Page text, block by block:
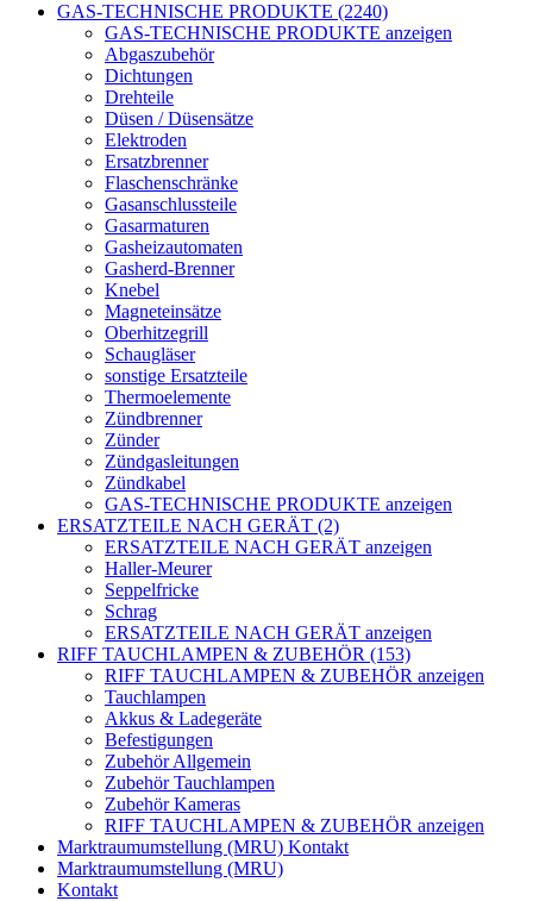
GAS-TECHNISCHE PRODUKTE (2240)
GAS-TECHNISCHE PRODUKTE anzeigen
Abgaszubehör
Dichtungen
Drehteile
Düsen / Düsensätze
Elektroden
Ersatzbrenner
Flaschenschränke
Gasanschlussteile
Gasarmaturen
Gasheizautomaten
Gasherd-Brenner
Knebel
Magneteinsätze
Oberhitzegrill
Schaugläser
sonstige Ersatzteile
Thermoelemente
Zündbrenner
Zünder
Zündgasleitungen
Zündkabel
GAS-TECHNISCHE PRODUKTE anzeigen
ERSATZTEILE NACH GERÄT (2)
ERSATZTEILE NACH GERÄT anzeigen
Haller-Meurer
Seppelfricke
Schrag
ERSATZTEILE NACH GERÄT anzeigen
RIFF TAUCHLAMPEN & ZUBEHÖR (153)
RIFF TAUCHLAMPEN & ZUBEHÖR anzeigen
Tauchlampen
Akkus & Ladegeräte
Befestigungen
Zubehör Allgemein
Zubehör Tauchlampen
Zubehör Kameras
RIFF TAUCHLAMPEN & ZUBEHÖR anzeigen
Marktraumumstellung (MRU) Kontakt
Marktraumumstellung (MRU)
Kontakt